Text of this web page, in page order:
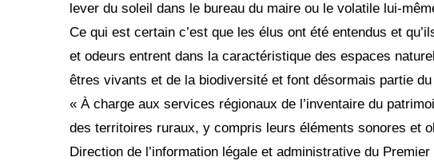
lever du soleil dans le bureau du maire ou le volatile lui-
Ce qui est certain c’est que les élus ont été entendus et
et odeurs entrent dans la caractéristique des espaces
êtres vivants et de la biodiversité et font désormais partie
« À charge aux services régionaux de l’inventaire du
des territoires ruraux, y compris leurs éléments sonores et
Direction de l’information légale et administrative du